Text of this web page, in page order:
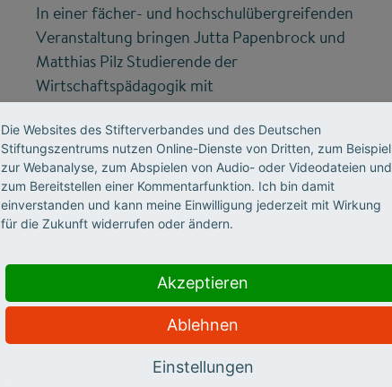
In einer fächer- und hochschulübergreifenden
Veranstaltung bringen Jutta Papenbrock und
Matthias Pilz Studierende der
Wirtschaftspädagogik mit
Biologiestudierenden zusammen. 2017
erhielten sie für dieses besondere Lehrkonzept
ein Fellowship des Stifterverbandes. Teil 4
unserer Serie zu Innovationen in der
Hochschullehre.
Die Websites des Stifterverbandes und des Deutschen
Stiftungszentrums nutzen Online-Dienste von Dritten, zum Beispiel
zur Webanalyse, zum Abspielen von Audio- oder Videodateien und
zum Bereitstellen einer Kommentarfunktion. Ich bin damit
einverstanden und kann meine Einwilligung jederzeit mit Wirkung
für die Zukunft widerrufen oder ändern.
Akzeptieren
Ablehnen
Einstellungen